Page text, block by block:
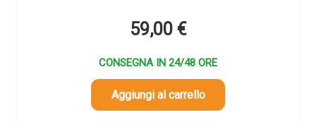
59,00 €
CONSEGNA IN 24/48 ORE
Aggiungi al carrello